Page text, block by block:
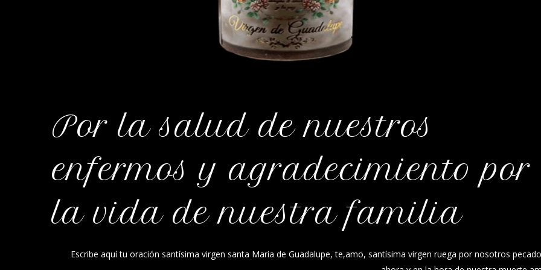
Por la salud de nuestros
enfermos y agradecimiento por
la vida de nuestra familia
Escribe aquí tu oración santísima virgen santa Maria de Guadalupe, te,amo, santísima virgen ruega por nosotros